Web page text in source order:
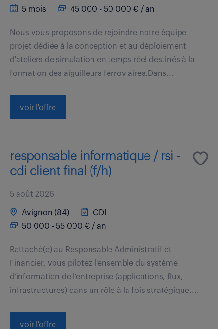
5 mois
45 000 - 50 000 € / an
Nous vous proposons de rejoindre notre équipe
projet dédiée à la conception et au déploiement
d'ateliers de simulation en temps réel destinés à la
formation des aiguilleurs ferroviaires.Dans...
voir l'offre
responsable informatique / rsi -
cdi client final (f/h)
5 août 2026
Avignon (84)
CDI
50 000 - 55 000 € / an
Rattaché(e) au Responsable Administratif et
Financier, vous pilotez l'ensemble du système
d'information de l'entreprise (applications, flux,
infrastructures) dans un rôle à la fois stratégique,...
voir l'offre